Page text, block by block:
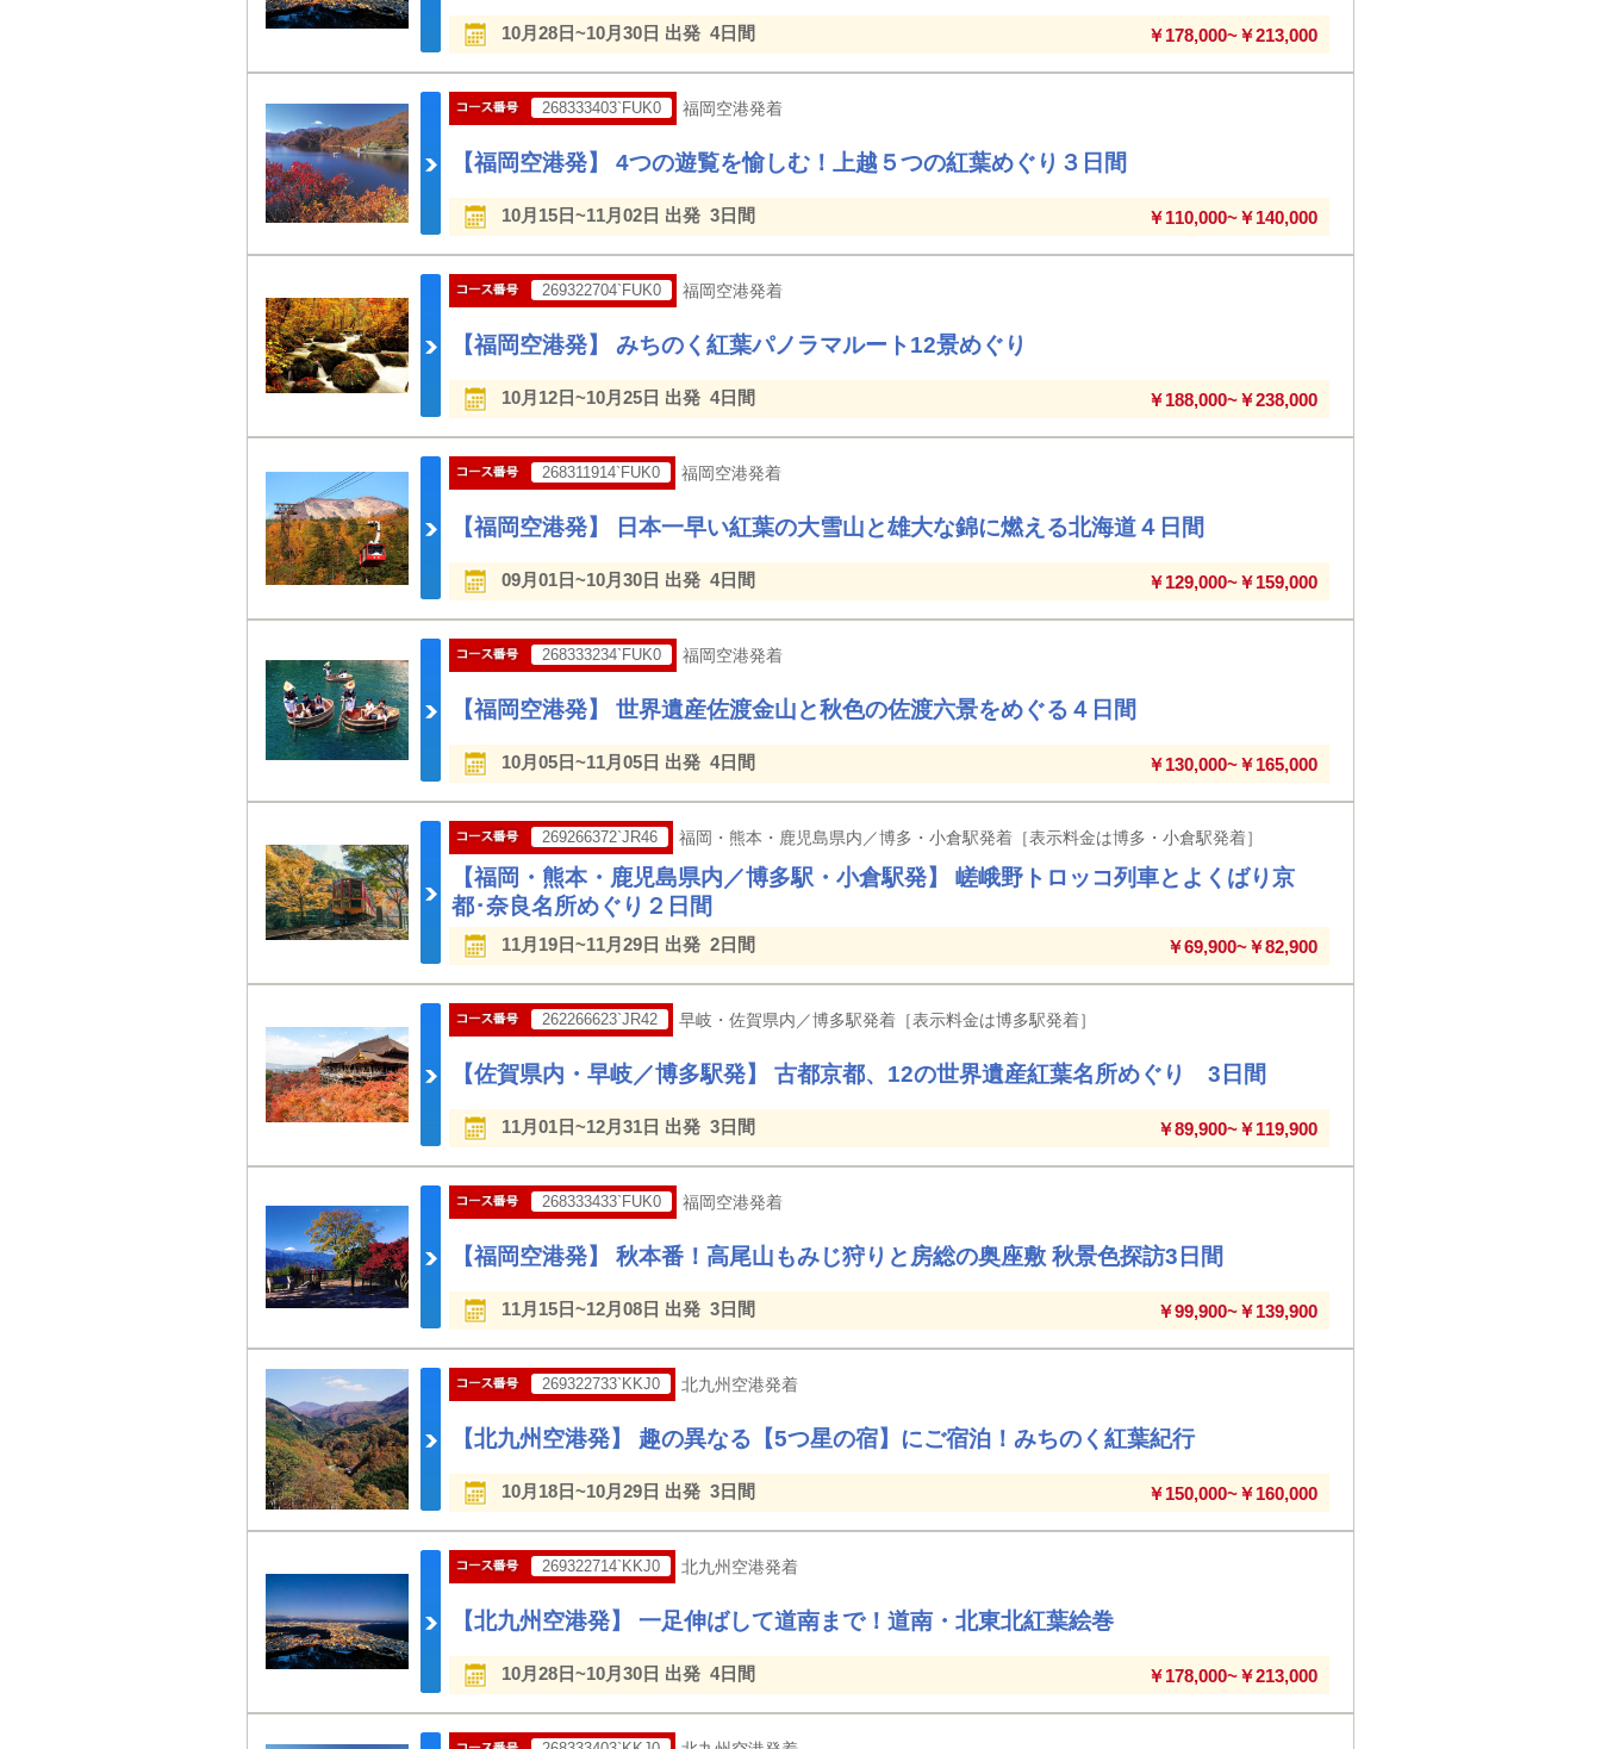
10月28日~10月30日 出発 4日間 ￥178,000~￥213,000
268333403`FUK0 福岡空港発着
【福岡空港発】 4つの遊覧を愉しむ！上越５つの紅葉めぐり３日間
10月15日~11月02日 出発 3日間 ￥110,000~￥140,000
269322704`FUK0 福岡空港発着
【福岡空港発】 みちのく紅葉パノラマルート12景めぐり
10月12日~10月25日 出発 4日間 ￥188,000~￥238,000
268311914`FUK0 福岡空港発着
【福岡空港発】 日本一早い紅葉の大雪山と雄大な錦に燃える北海道４日間
09月01日~10月30日 出発 4日間 ￥129,000~￥159,000
268333234`FUK0 福岡空港発着
【福岡空港発】 世界遺産佐渡金山と秋色の佐渡六景をめぐる４日間
10月05日~11月05日 出発 4日間 ￥130,000~￥165,000
269266372`JR46 福岡・熊本・鹿児島県内／博多・小倉駅発着［表示料金は博多・小倉駅発着］
【福岡・熊本・鹿児島県内／博多駅・小倉駅発】 嵯峨野トロッコ列車とよくばり京
都･奈良名所めぐり２日間
11月19日~11月29日 出発 2日間 ￥69,900~￥82,900
262266623`JR42 早岐・佐賀県内／博多駅発着［表示料金は博多駅発着］
【佐賀県内・早岐／博多駅発】 古都京都、12の世界遺産紅葉名所めぐり 3日間
11月01日~12月31日 出発 3日間 ￥89,900~￥119,900
268333433`FUK0 福岡空港発着
【福岡空港発】 秋本番！高尾山もみじ狩りと房総の奥座敷 秋景色探訪3日間
11月15日~12月08日 出発 3日間 ￥99,900~￥139,900
269322733`KKJ0 北九州空港発着
【北九州空港発】 趣の異なる【5つ星の宿】にご宿泊！みちのく紅葉紀行
10月18日~10月29日 出発 3日間 ￥150,000~￥160,000
269322714`KKJ0 北九州空港発着
【北九州空港発】 一足伸ばして道南まで！道南・北東北紅葉絵巻
10月28日~10月30日 出発 4日間 ￥178,000~￥213,000